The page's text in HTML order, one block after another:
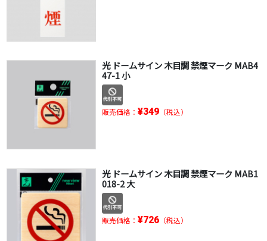
光 ドームサイン 木目調 禁煙マーク MAB4
47-1 小
販売価格： ¥349（税込）
光 ドームサイン 木目調 禁煙マーク MAB1
018-2 大
販売価格： ¥726（税込）